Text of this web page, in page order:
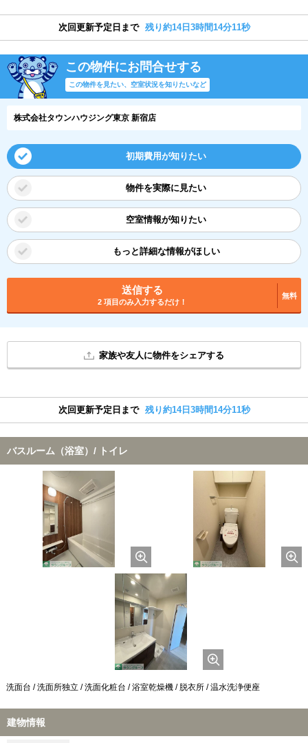
次回更新予定日まで 残り約14日3時間14分10秒
この物件にお問合せする
この物件を見たい、空室状況を知りたいなど
株式会社タウンハウジング東京 新宿店
初期費用が知りたい
物件を実際に見たい
空室情報が知りたい
もっと詳細な情報がほしい
送信する
2 項目のみ入力するだけ！
無料
家族や友人に物件をシェアする
次回更新予定日まで 残り約14日3時間14分10秒
バスルーム（浴室）/ トイレ
洗面台 / 洗面所独立 / 洗面化粧台 / 浴室乾燥機 / 脱衣所 / 温水洗浄便座
建物情報